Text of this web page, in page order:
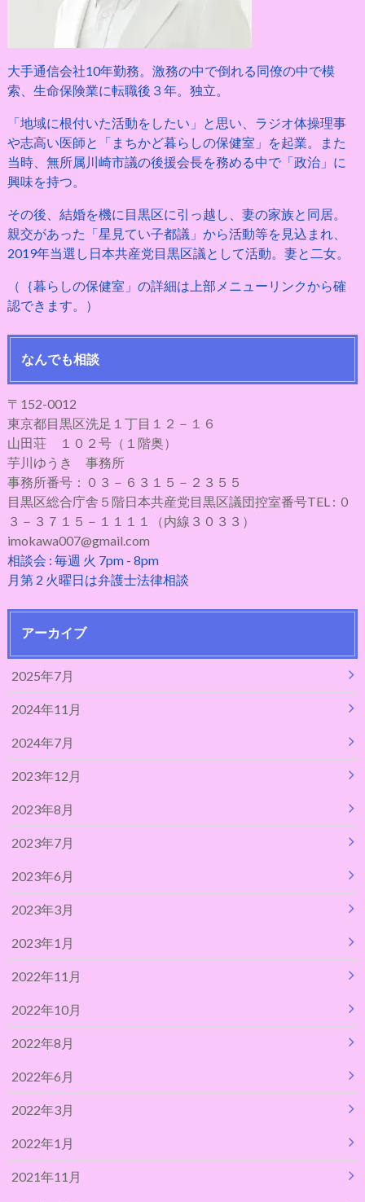
大手通信会社10年勤務。激務の中で倒れる同僚の中で模
索、生命保険業に転職後３年。独立。
「地域に根付いた活動をしたい」と思い、ラジオ体操理事
や志高い医師と「まちかど暮らしの保健室」を起業。また
当時、無所属川崎市議の後援会長を務める中で「政治」に
興味を持つ。
その後、結婚を機に目黒区に引っ越し、妻の家族と同居。
親交があった「星見てい子都議」から活動等を見込まれ、
2019年当選し日本共産党目黒区議として活動。妻と二女。
（｛暮らしの保健室」の詳細は上部メニューリンクから確
認できます。）
なんでも相談
〒152-0012
東京都目黒区洗足１丁目１２－１６
山田荘 １０２号（１階奥）
芋川ゆうき 事務所
事務所番号：０３－６３１５－２３５５
目黒区総合庁舎５階日本共産党目黒区議団控室番号TEL : ０
３－３７１５－１１１１（内線３０３３）
imokawa007@gmail.com
相談会 : 毎週 火 7pm - 8pm
月第 2 火曜日は弁護士法律相談
アーカイブ
2025年7月
2024年11月
2024年7月
2023年12月
2023年8月
2023年7月
2023年6月
2023年3月
2023年1月
2022年11月
2022年10月
2022年8月
2022年6月
2022年3月
2022年1月
2021年11月